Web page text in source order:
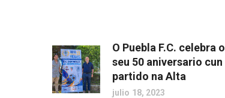
O Puebla F.C. celebra o
seu 50 aniversario cun
partido na Alta
julio 18, 2023